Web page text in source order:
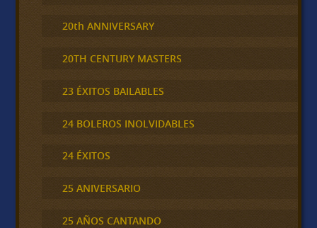
20th ANNIVERSARY
20TH CENTURY MASTERS
23 ÉXITOS BAILABLES
24 BOLEROS INOLVIDABLES
24 ÉXITOS
25 ANIVERSARIO
25 AÑOS CANTANDO